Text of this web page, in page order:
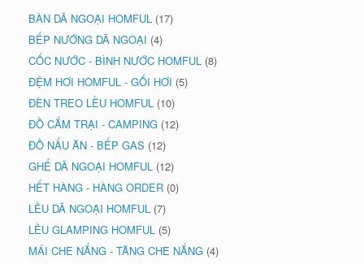
BÀN DÃ NGOẠI HOMFUL (17)
BẾP NƯỚNG DÃ NGOẠI (4)
CỐC NƯỚC - BÌNH NƯỚC HOMFUL (8)
ĐỆM HƠI HOMFUL - GỐI HƠI (5)
ĐÈN TREO LỀU HOMFUL (10)
ĐỒ CẮM TRẠI - CAMPING (12)
ĐỒ NẤU ĂN - BẾP GAS (12)
GHẾ DÃ NGOẠI HOMFUL (12)
HẾT HÀNG - HÀNG ORDER (0)
LỀU DÃ NGOẠI HOMFUL (7)
LỀU GLAMPING HOMFUL (5)
MÁI CHE NẮNG - TĂNG CHE NẮNG (4)